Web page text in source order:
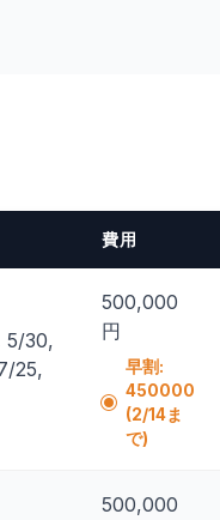
費用
5/30,
25,
500,000
円
早割:
450000
(2/14ま
で)
500,000